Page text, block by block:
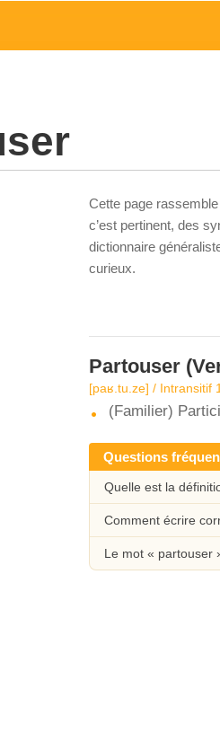
Cette page
c’est pertinent, des
dictionnaire
curieux.
Partouser
[paʁ.tu.ze] / Intransitif
(Familier)
Questions
Quelle est la
Comment écrire
Le mot « partouser